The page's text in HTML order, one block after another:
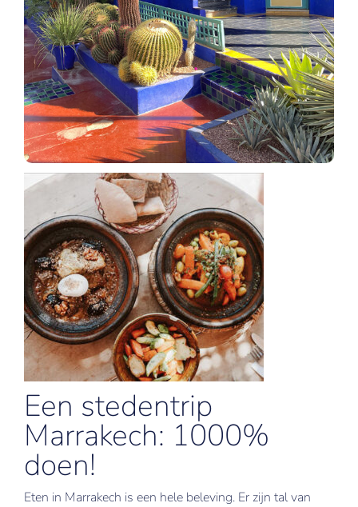
Een stedentrip
Marrakech: 1000%
doen!
Eten in Marrakech is een hele beleving. Er zijn tal van